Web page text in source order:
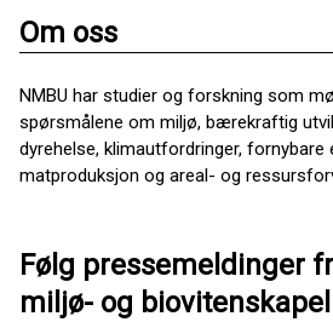
Om oss
NMBU har studier og forskning som
spørsmålene om miljø, bærekraftig
dyrehelse, klimautfordringer, fornybare
matproduksjon og areal- og
Følg pressemeldinger
miljø- og